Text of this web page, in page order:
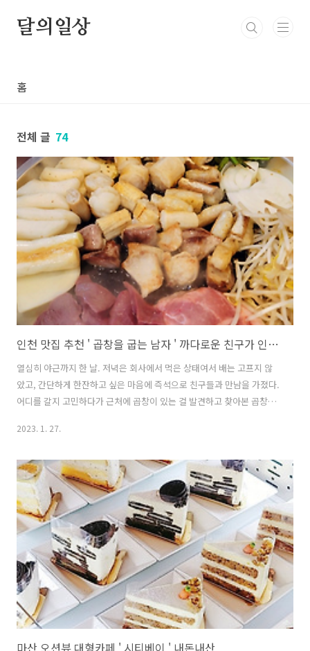
달의일상
홈
전체 글 74
인천 맛집 추천 ' 곱창을 굽는 남자 ' 까다로운 친구가 인정한 맛집
열심히 야근까지 한 날. 저녁은 회사에서 먹은 상태여서 배는 고프지 않
았고, 간단하게 한잔하고 싶은 마음에 즉석으로 친구들과 만남을 가졌다.
어디를 갈지 고민하다가 근처에 곱창이 있는 걸 발견하고 찾아본 곱창집
당이 왜인지 모르게 많이 사라진 느낌이어서 발견했을 당시 보물을 찾은
구 백범로 180번 길 120 영업시간 : 11:00 - 23:00 주차 : 주차 x 좁은 골
목 안쪽에 위치해 있던 곱굽남. 전용 주차장은 따로 없고 근처 갓길에 주
차를 하여야 해서 자가용을 타고 오지 않는 것을 추천드린다. 우리는 도
보로 갈 수 있는 거리여서 뚜벅뚜벅 곱굽남을 향해 걸..
2023. 1. 27.
마산 오션뷰 대형카페 ' 시티베이 ' 내돈내산